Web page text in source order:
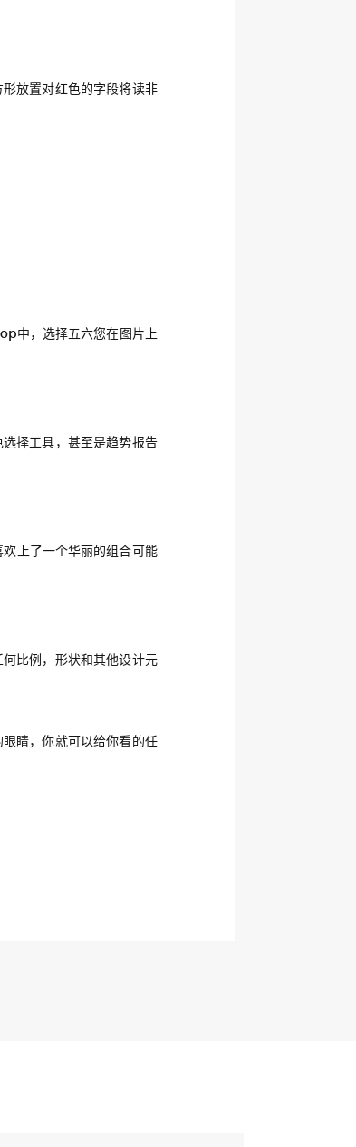
放置对红色的字段将读非
中，选择五六您在图片上
择工具，甚至是趋势报告
上了一个华丽的组合可能
比例，形状和其他设计元
睛，你就可以给你看的任